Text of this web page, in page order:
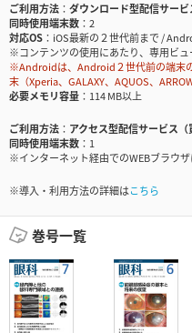
ご利用方法
ダウンロード型配信サービ
同時使用端末数
2
対応OS
iOS最新の２世代前まで /
※コンテンツの使用にあたり、専用ビ
※Androidは、Android２世代前の端末
末（Xperia、GALAXY、AQUOS、
必要メモリ容量
114 MB以上
ご利用方法
アクセス型配信サービス（
同時使用端末数
1
※インターネット経由でのWEBブラウ
※導入・利用方法の詳細はこちら
巻号一覧